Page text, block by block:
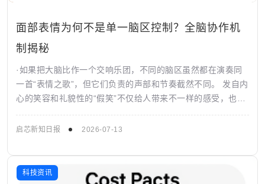
面部表情为何不是单一脑区控制？全脑协作机
制揭秘
·如果把大脑比作一个交响乐团，不同的脑区虽然都在演奏同
一首“表情之歌”，但它们负责的声部和节奏截然不同。 发自内
心的笑容和礼貌性的“假笑”不仅给人带来不一样的感受，也往
启芯新知日报 2026-07-13
科技资讯